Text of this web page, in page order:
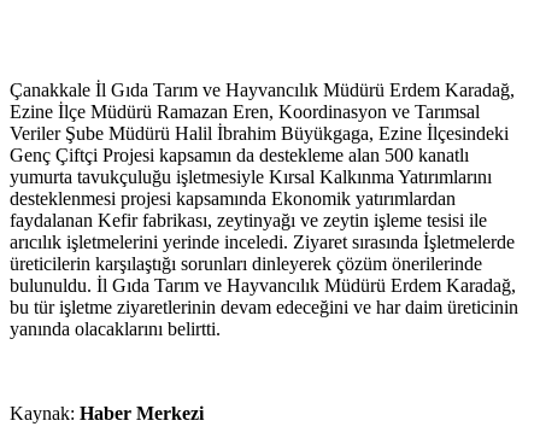
Çanakkale İl Gıda Tarım ve Hayvancılık Müdürü Erdem Karadağ,
Ezine İlçe Müdürü Ramazan Eren, Koordinasyon ve Tarımsal
Veriler Şube Müdürü Halil İbrahim Büyükgaga, Ezine İlçesindeki
Genç Çiftçi Projesi kapsamın da destekleme alan 500 kanatlı
yumurta tavukçuluğu işletmesiyle Kırsal Kalkınma Yatırımlarını
desteklenmesi projesi kapsamında Ekonomik yatırımlardan
faydalanan Kefir fabrikası, zeytinyağı ve zeytin işleme tesisi ile
arıcılık işletmelerini yerinde inceledi. Ziyaret sırasında İşletmelerde
üreticilerin karşılaştığı sorunları dinleyerek çözüm önerilerinde
bulunuldu. İl Gıda Tarım ve Hayvancılık Müdürü Erdem Karadağ,
bu tür işletme ziyaretlerinin devam edeceğini ve har daim üreticinin
yanında olacaklarını belirtti.
Kaynak: Haber Merkezi